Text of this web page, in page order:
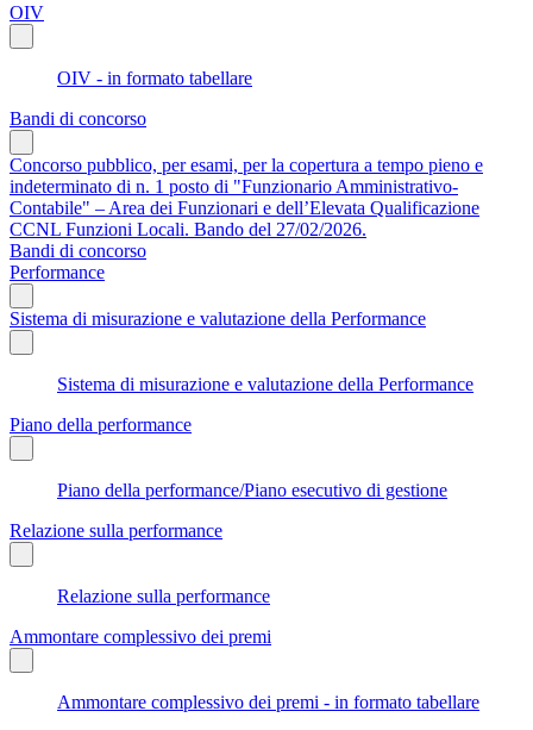
OIV
OIV - in formato tabellare
Bandi di concorso
Concorso pubblico, per esami, per la copertura a tempo pieno e
indeterminato di n. 1 posto di "Funzionario Amministrativo-
Contabile" – Area dei Funzionari e dell’Elevata Qualificazione
CCNL Funzioni Locali. Bando del 27/02/2026.
Bandi di concorso
Performance
Sistema di misurazione e valutazione della Performance
Sistema di misurazione e valutazione della Performance
Piano della performance
Piano della performance/Piano esecutivo di gestione
Relazione sulla performance
Relazione sulla performance
Ammontare complessivo dei premi
Ammontare complessivo dei premi - in formato tabellare